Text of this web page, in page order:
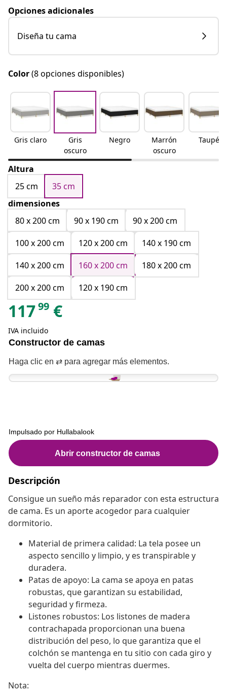
Opciones adicionales
Diseña tu cama
Color(8 opciones disponibles)
Gris claro
Gris
oscuro
Negro
Marrón
oscuro
Taupé
Altura
25 cm
35 cm
dimensiones
80 x 200 cm
90 x 190 cm
90 x 200 cm
100 x 200 cm
120 x 200 cm
140 x 190 cm
140 x 200 cm
160 x 200 cm
180 x 200 cm
200 x 200 cm
120 x 190 cm
11799 €
IVA incluido
Descripción
Consigue un sueño más reparador con esta estructura
de cama. Es un aporte acogedor para cualquier
dormitorio.
Material de primera calidad: La tela posee un
aspecto sencillo y limpio, y es transpirable y
duradera.
Patas de apoyo: La cama se apoya en patas
robustas, que garantizan su estabilidad,
seguridad y firmeza.
Listones robustos: Los listones de madera
contrachapada proporcionan una buena
distribución del peso, lo que garantiza que el
colchón se mantenga en tu sitio con cada giro y
vuelta del cuerpo mientras duermes.
Nota: